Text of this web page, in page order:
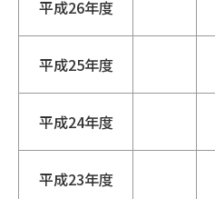
平成26年度
平成25年度
平成24年度
平成23年度